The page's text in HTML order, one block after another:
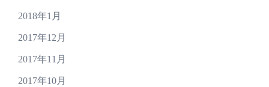
2018年1月
2017年12月
2017年11月
2017年10月